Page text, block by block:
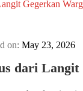
on:May 23, 2026
dari